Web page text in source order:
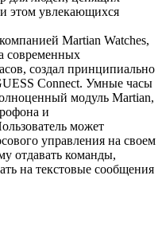
этом увлекающихся
Martian Watches,
современных
создал принципиально
Connect. Умные часы
модуль Martian,
и
может
управления на своем
отдавать команды,
на текстовые сообщения